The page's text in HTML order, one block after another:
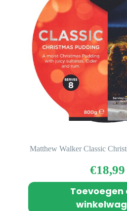
Matthew Walker Classic
€18,99
Toevoegen